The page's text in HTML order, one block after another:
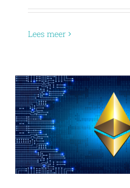
Lees meer